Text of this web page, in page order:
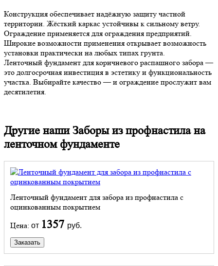
Конструкция обеспечивает надёжную защиту частной
территории. Жёсткий каркас устойчивы к сильному ветру.
Ограждение применяется для ограждения предприятий.
Широкие возможности применения открывает возможность
установки практически на любых типах грунта.
Ленточный фундамент для коричневого распашного забора —
это долгосрочная инвестиция в эстетику и функциональность
участка. Выбирайте качество — и ограждение прослужит вам
десятилетия.
Другие наши Заборы из профнастила на
ленточном фундаменте
Ленточный фундамент для забора из профнастила с
оцинкованным покрытием
Цена: от 1357 руб.
Заказать